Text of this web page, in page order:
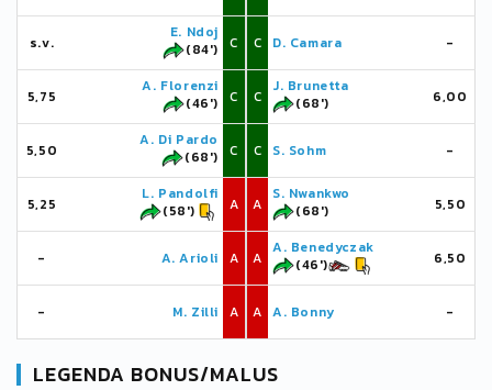
s.v.
E. Ndoj
(84')
C
5,75
A. Florenzi
(46')
C
5,50
A. Di Pardo
(68')
C
5,25
L. Pandolfi
(58')
A
- A. Arioli A
- M. Zilli A
C D. Camara -
C
J. Brunetta
(68')
6,00
C S. Sohm -
A
S. Nwankwo
(68')
5,50
A
A. Benedyczak
(46')
6,50
A A. Bonny -
LEGENDA BONUS/MALUS